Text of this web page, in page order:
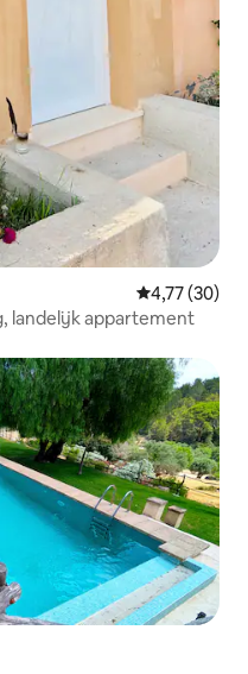
Gemiddelde
4,77 (30)
landelijk appartement